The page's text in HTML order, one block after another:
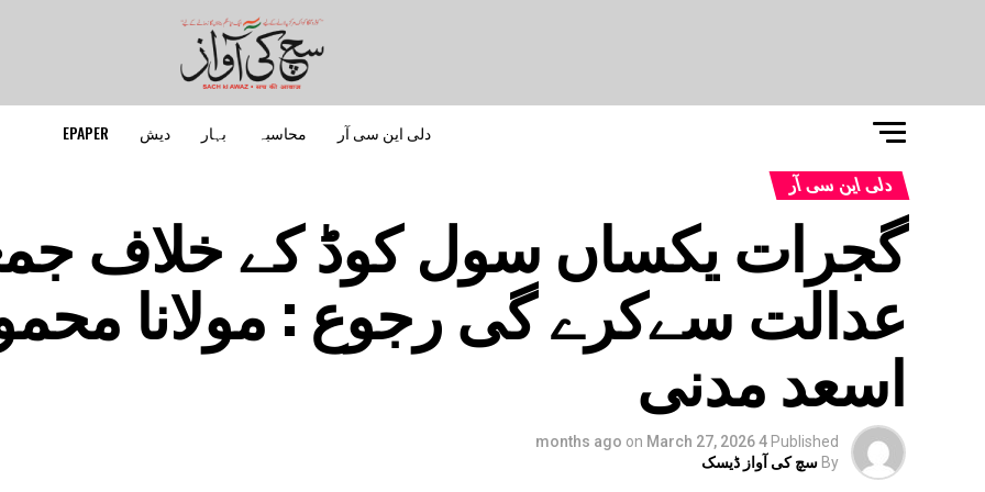
دلی این سی آر محاسبہ بہار دیش EPAPER
دلی این سی آر
گجرات یکساں سول کوڈ کے خلاف
عدالت سےکرے گی رجوع : مولانا
اسعد مدنی
Published
4 months ago
on March 27, 2026
By سچ کی آواز ڈیسک